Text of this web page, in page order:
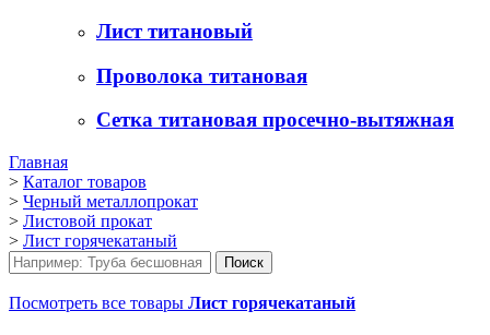
Лист титановый
Проволока титановая
Сетка титановая просечно-вытяжная
Главная
> Каталог товаров
> Черный металлопрокат
> Листовой прокат
> Лист горячекатаный
Посмотреть все товары Лист горячекатаный